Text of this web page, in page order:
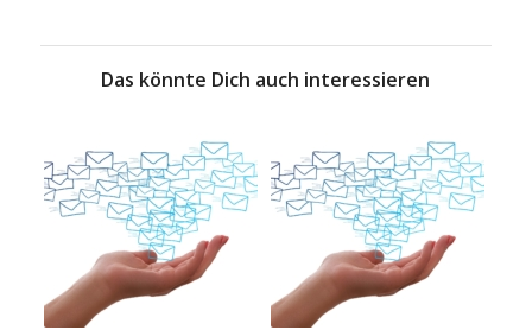
Das könnte Dich auch interessieren